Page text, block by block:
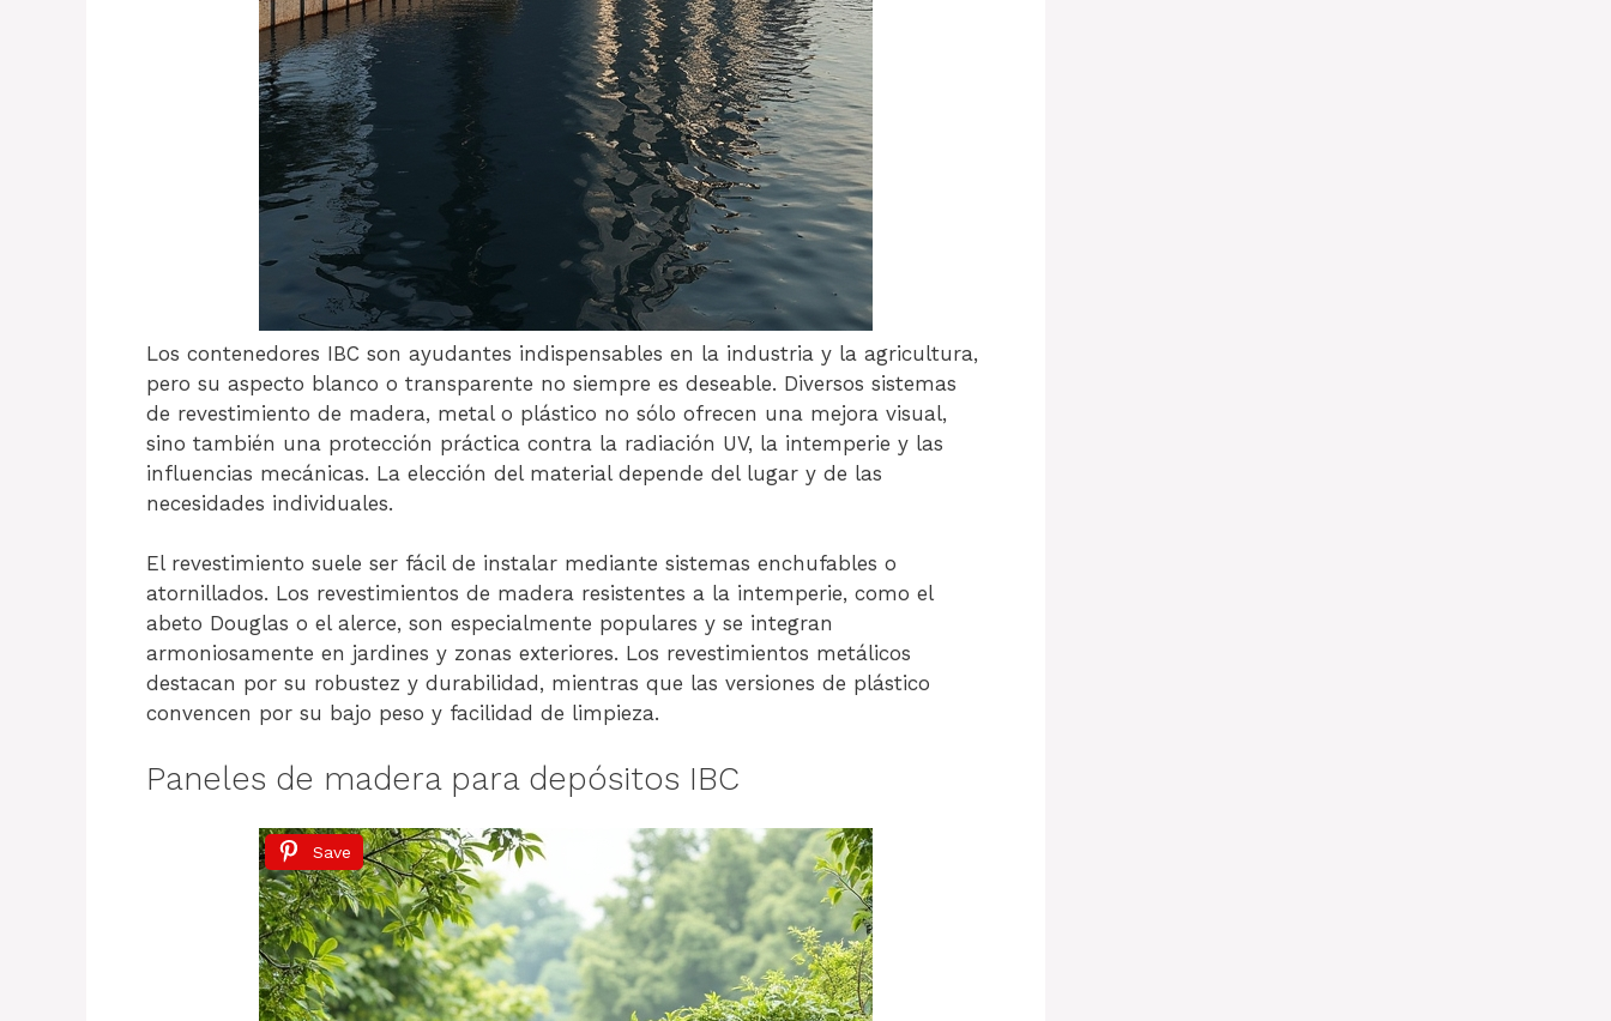
Los contenedores IBC son ayudantes indispensables en la industria y la agricultura,
pero su aspecto blanco o transparente no siempre es deseable. Diversos sistemas
de revestimiento de madera, metal o plástico no sólo ofrecen una mejora visual,
sino también una protección práctica contra la radiación UV, la intemperie y las
influencias mecánicas. La elección del material depende del lugar y de las
necesidades individuales.
El revestimiento suele ser fácil de instalar mediante sistemas enchufables o
atornillados. Los revestimientos de madera resistentes a la intemperie, como el
abeto Douglas o el alerce, son especialmente populares y se integran
armoniosamente en jardines y zonas exteriores. Los revestimientos metálicos
destacan por su robustez y durabilidad, mientras que las versiones de plástico
convencen por su bajo peso y facilidad de limpieza.
Paneles de madera para depósitos IBC
Save